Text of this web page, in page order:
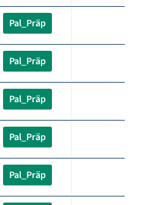
Pal_Präp
Pal_Präp
Pal_Präp
Pal_Präp
Pal_Präp